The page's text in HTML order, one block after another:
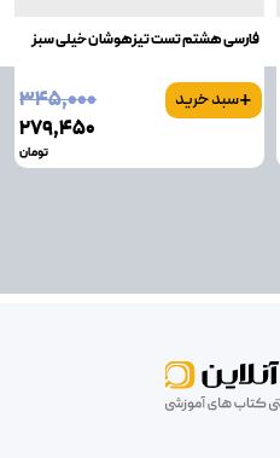
فارسی هشتم تست تیزهوشان خیلی سبز
+سبد خرید
۳۴۵٬۰۰۰
۲۷۹٬۴۵۰
تومان